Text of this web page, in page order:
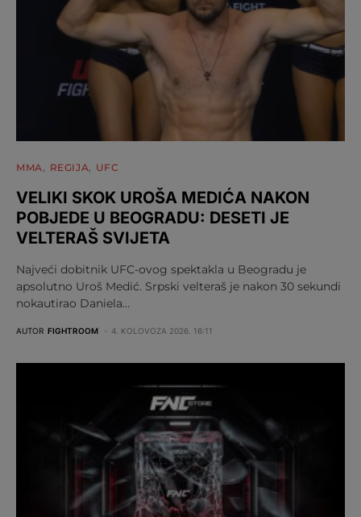
MMA REGIJA UFC
VELIKI SKOK UROŠA MEDIĆA NAKON
POBJEDE U BEOGRADU: DESETI JE
VELTERAŠ SVIJETA
Najveći dobitnik UFC-ovog spektakla u Beogradu je
apsolutno Uroš Medić. Srpski velteraš je nakon 30 sekundi
nokautirao Daniela…
AUTOR FIGHTROOM 4. KOLOVOZA 2026. 16:11